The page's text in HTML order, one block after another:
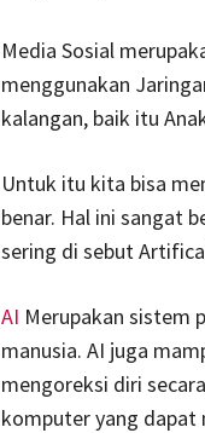
Media Sosial
menggunakan
kalangan, baik itu
Untuk itu kita bisa
benar. Hal ini sangat
sering di sebut
AI Merupakan sistem
manusia. AI juga
mengoreksi diri
komputer yang dapat